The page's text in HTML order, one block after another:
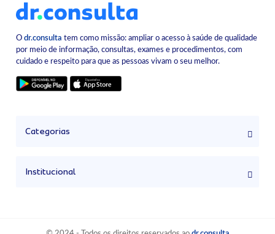
Odr.consulta tem como missão: ampliar o acesso à saúde de qualidade
por meio de informação, consultas, exames e procedimentos, com
cuidado e respeito para que as pessoas vivam o seu melhor.
Categorias
Institucional